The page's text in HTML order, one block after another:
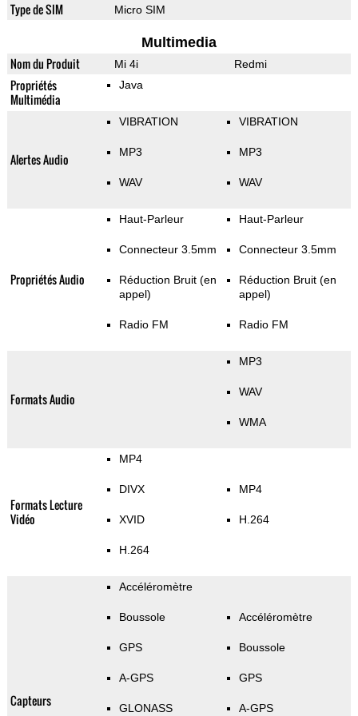
Type de SIM Micro SIM
Multimedia
Nom du Produit Mi 4i Redmi
Propriétés
Multimédia
Java
Alertes Audio
VIBRATION
MP3
WAV
VIBRATION
MP3
WAV
Propriétés Audio
Haut-Parleur
Connecteur 3.5mm
Réduction Bruit (en
appel)
Radio FM
Haut-Parleur
Connecteur 3.5mm
Réduction Bruit (en
appel)
Radio FM
Formats Audio
MP3
WAV
WMA
Formats Lecture
Vidéo
MP4
DIVX
XVID
H.264
MP4
H.264
Capteurs
Accéléromètre
Boussole
GPS
A-GPS
GLONASS
Accéléromètre
Boussole
GPS
A-GPS